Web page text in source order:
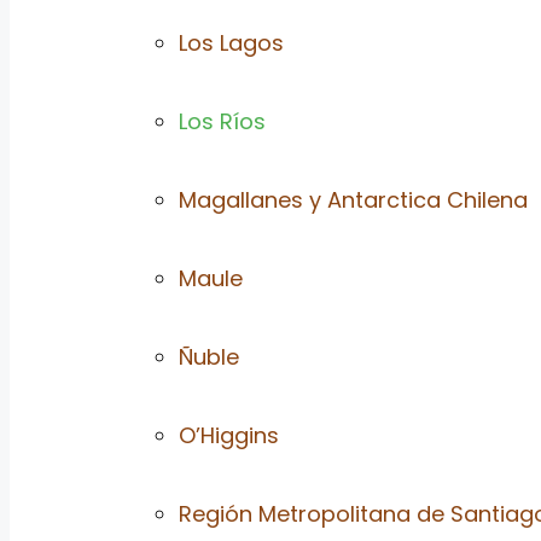
Los Lagos
Los Ríos
Magallanes y Antarctica Chilena
Maule
Ñuble
O’Higgins
Región Metropolitana de